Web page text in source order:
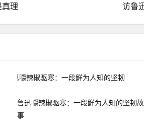
理 访鲁
鲁迅嚼辣椒驱寒：一段鲜为人知的坚韧故
事